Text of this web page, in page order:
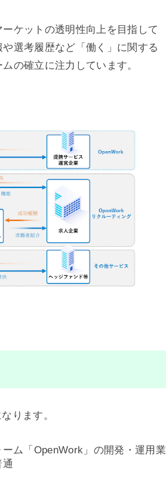
ケットの透明性向上を目指して
選考履歴など「働く」に関する
の確立に注力しています。
ります。
ム「OpenWork」の開発・運用業